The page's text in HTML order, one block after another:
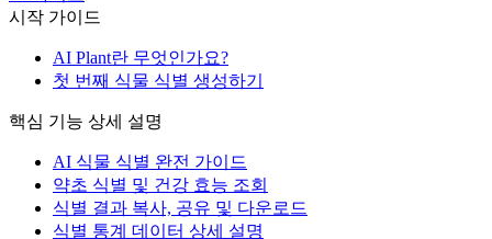
시작 가이드
AI Plant란 무엇인가요?
첫 번째 식물 식별 생성하기
핵심 기능 상세 설명
AI 식물 식별 완전 가이드
약초 식별 및 건강 효능 조회
식별 결과 복사, 공유 및 다운로드
식별 통계 데이터 상세 설명